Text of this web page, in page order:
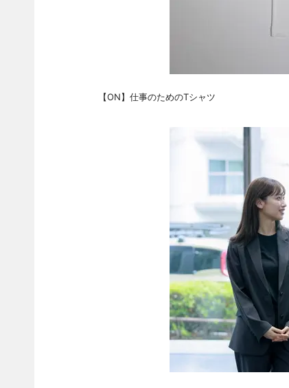
【ON】仕事のためのTシャツ